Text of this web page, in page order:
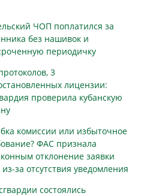
ЧОП поплатился за
без нашивок и
периодичку
3
лицензии:
проверила кубанскую
комиссии или избыточное
ФАС признала
отклонение заявки
за отсутствия уведомления
состоялись